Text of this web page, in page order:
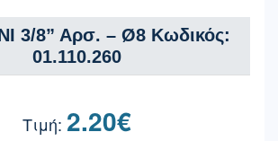
3/8” Αρσ. – Ø8 Κωδικός:
01.110.260
2.20€